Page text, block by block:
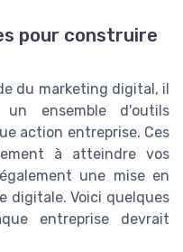
pour construire
du marketing digital, il
ensemble d'outils
action entreprise. Ces
à atteindre vos
une mise en
digitale. Voici quelques
entreprise devrait